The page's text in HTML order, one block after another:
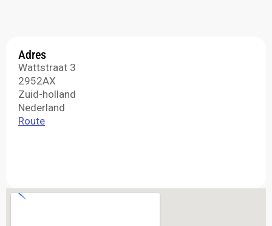
Adres
Wattstraat 3
2952AX
Zuid-holland
Nederland
Route